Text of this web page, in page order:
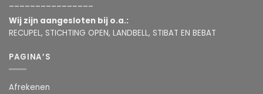
Wij zijn aangesloten bij o.a.:
RECUPEL, STICHTING OPEN, LANDBELL, STIBAT EN BEBAT
PAGINA’S
Afrekenen